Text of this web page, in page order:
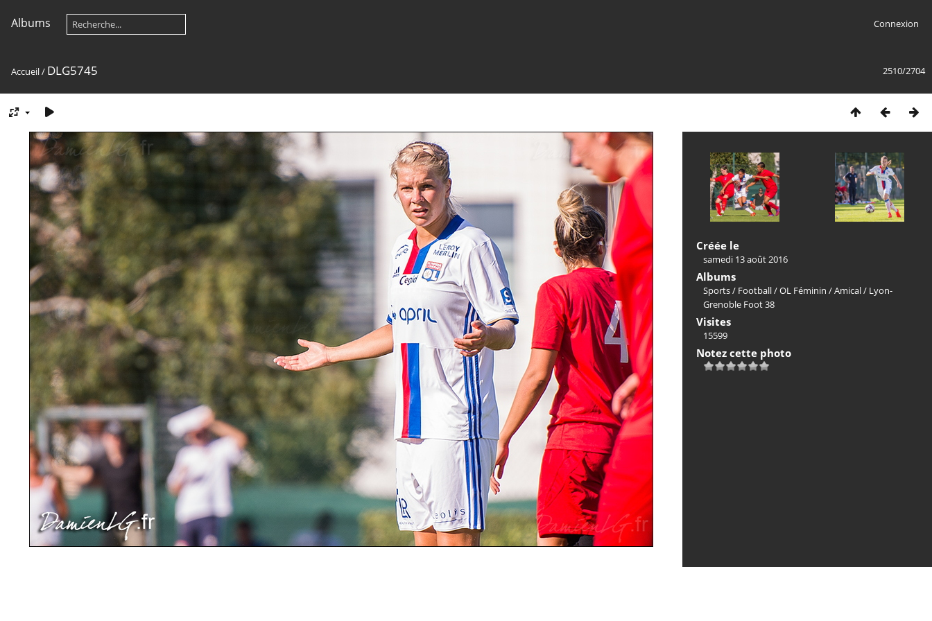
Albums Connexion
2510/2704
Accueil/ DLG5745
Créée le
samedi 13 août 2016
Albums
Sports/ Football/OL Féminin /Amical/ Lyon-
Grenoble Foot 38
Visites
15599
Notez cette photo